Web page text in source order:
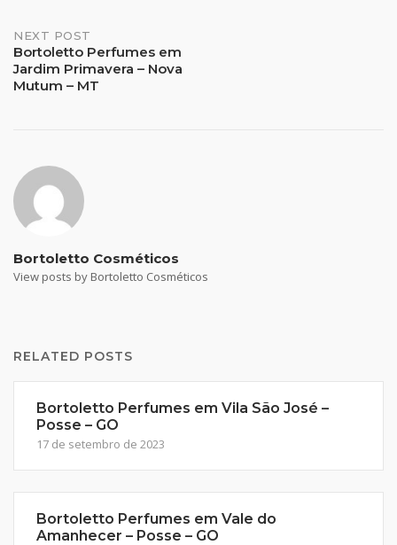
NEXT POST
Bortoletto Perfumes em
Jardim Primavera – Nova
Mutum – MT
Bortoletto Cosméticos
View posts by Bortoletto Cosméticos
RELATED POSTS
Bortoletto Perfumes em Vila São José –
Posse – GO
17 de setembro de 2023
Bortoletto Perfumes em Vale do
Amanhecer – Posse – GO